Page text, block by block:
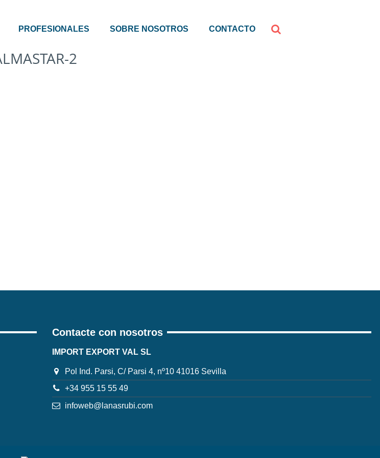
PROFESIONALES SOBRE NOSOTROS CONTACTO
2
Contacte con nosotros
IMPORT EXPORT VAL SL
Pol Ind. Parsi, C/ Parsi 4, nº10 41016 Sevilla
+34 955 15 55 49
infoweb@lanasrubi.com